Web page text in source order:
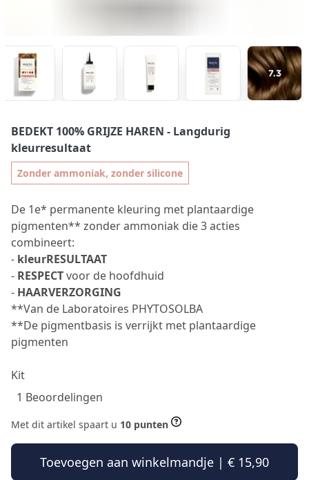
BEDEKT 100% GRIJZE HAREN - Langdurig
kleurresultaat
Zonder ammoniak, zonder silicone
De 1e* permanente kleuring met plantaardige
pigmenten** zonder ammoniak die 3 acties
combineert:
- kleurRESULTAAT
- RESPECTvoor de hoofdhuid
- HAARVERZORGING
**Van de Laboratoires PHYTOSOLBA
**De pigmentbasis is verrijkt met plantaardige
pigmenten
Kit
1 Beoordelingen
Met dit artikel spaart u 10 punten
Toevoegen aan winkelmandje | € 15,90